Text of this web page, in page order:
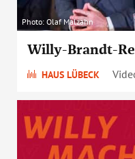
Photo: Olaf Malzahn
Willy-Brandt-
HAUS LÜBECK